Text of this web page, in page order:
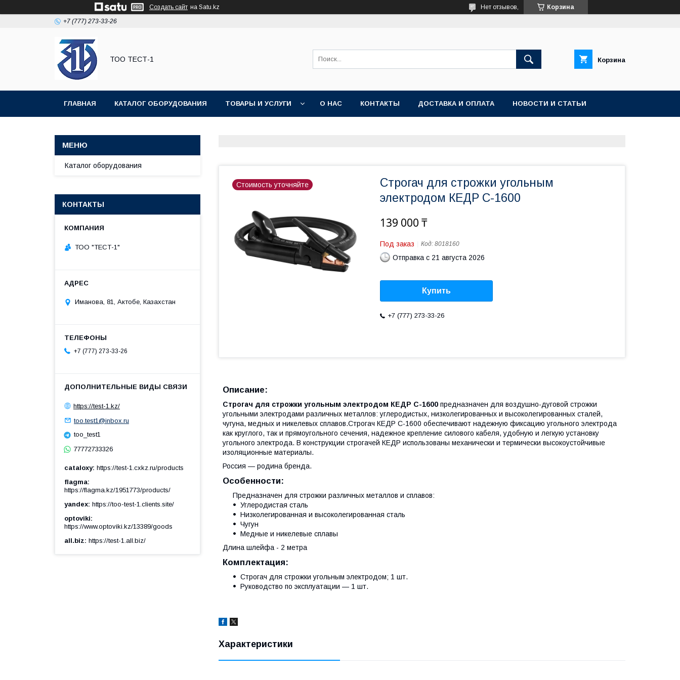
Создать сайт на Satu.kz Корзина
Нет отзывов,
+7 (777) 273-33-26
ТОО ТЕСТ-1 Корзина
ГЛАВНАЯ КАТАЛОГ ОБОРУДОВАНИЯ ТОВАРЫ И УСЛУГИ О НАС КОНТАКТЫ ДОСТАВКА И ОПЛАТА НОВОСТИ И СТАТЬИ
Стоимость уточняйте
Строгач для строжки угольным
электродом КЕДР С-1600
139 000 ₸
Под заказ Код: 8018160
Отправка с 21 августа 2026
Купить
+7 (777) 273-33-26
Описание:
Строгач для строжки угольным электродом КЕДР С-1600 предназначен для воздушно-дуговой строжки
угольными электродами различных металлов: углеродистых, низколегированных и высоколегированных сталей,
чугуна, медных и никелевых сплавов.Строгач КЕДР С-1600 обеспечивают надежную фиксацию угольного электрода
как круглого, так и прямоугольного сечения, надежное крепление силового кабеля, удобную и легкую установку
угольного электрода. В конструкции строгачей КЕДР использованы механически и термически высокоустойчивые
изоляционные материалы.
Россия — родина бренда.
Особенности:
Предназначен для строжки различных металлов и сплавов:
Углеродистая сталь
Низколегированная и высоколегированная сталь
Чугун
Медные и никелевые сплавы
Длина шлейфа - 2 метра
Комплектация:
Строгач для строжки угольным электродом; 1 шт.
Руководство по эксплуатации — 1 шт.
Характеристики
Каталог оборудования
КОНТАКТЫ
ТОО "ТЕСТ-1"
Иманова, 81, Актобе, Казахстан
+7 (777) 273-33-26
https://test-1.kz/
too.test1@inbox.ru
too_test1
77772733326
cataloxy https://test-1.cxkz.ru/products
flagma
https://flagma.kz/1951773/products/
yandex https://too-test-1.clients.site/
optoviki
https://www.optoviki.kz/13389/goods
all.biz https://test-1.all.biz/